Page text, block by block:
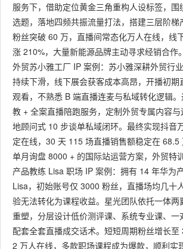
服务下，借助定位黄金三角重构人设标签，
选题，落地四频共振流量打法，搭建三层阶
粉丝突破 60 万，直播间常态化万人在线，线
涨 210%，大量新能源品牌主动寻求经销合作。
外贸苏小雅工厂 IP 案例：苏小雅深耕外贸行
持续下滑，线下展会获客成本高昂，开播初期
观看，不熟悉 B 端直播连麦与私域转化逻辑
教 + 全案直播陪跑服务，定制外贸专属内容
地顾问式 10 步谈单私域闭环。最终实现抖音
定在线，30 天 115 场直播销售额稳定在
单月询盘 8000 + 的国际站运营方案，外贸特
产品教练 Lisa 职场 IP 案例：拥有 14 年华为
Lisa，初始账号仅 3000 粉丝，直播场均几十
验无法转化为课程收益。星光团队依托一体
重塑，分层设计低价测评课、系统专业课、一
配套全套直播成交话术。短短周期粉丝增长至
2 万人在线，多款职场课程成为爆款，顺利实